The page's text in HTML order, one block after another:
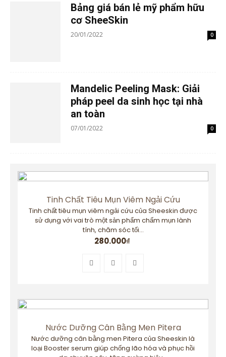
Bảng giá bán lẻ mỹ phẩm hữu
cơ SheeSkin
20/01/2022 0
Mandelic Peeling Mask: Giải
pháp peel da sinh học tại nhà
an toàn
07/01/2022 0
Tinh Chất Tiêu Mụn Viêm Ngải Cứu
Tinh chất tiêu mụn viêm ngải cứu của Sheeskin được
sử dụng với vai trò một sản phẩm chấm mụn lành
tính, chăm sóc tối...
280.000₫
Nước Dưỡng Cân Bằng Men Pitera
Nước dưỡng cân bằng men Pitera của Sheeskin là
loại Booster serum giúp chống lão hóa và phục hồi